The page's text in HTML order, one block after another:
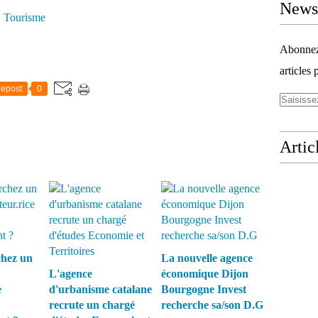
Tourisme
0
un
L'agence
d'urbanisme catalane
recrute un chargé
La nouvelle agence
économique Dijon
Bourgogne Invest
recherche sa/son D.G
articles